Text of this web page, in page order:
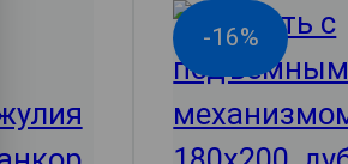
-16%